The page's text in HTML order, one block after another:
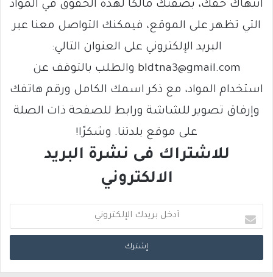
انتهاك حقك، بصفتك مالكًا لهذه الحقوق في المواد
التي تظهر على الموقع، فيمكنك التواصل معنا عبر
البريد الإلكتروني على العنوان التالي:
bldtna3@gmail.com والطلب بالتوقف عن
استخدام المواد، مع ذكر اسمك الكامل ورقم هاتفك
وإرفاق تصوير للشاشة ورابط للصفحة ذات الصلة
على موقع بلدتنا. وشكرًا!
للاشتراك فى نشرة البريد
الالكتروني
د
خ